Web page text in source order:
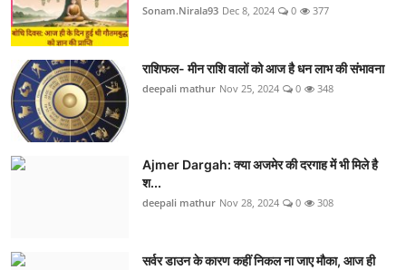
Sonam.Nirala93 Dec 8, 2024 0 377
राशिफल- मीन राशि वालों को आज है धन लाभ की संभावना
deepali mathur Nov 25, 2024 0 348
Ajmer Dargah: क्या अजमेर की दरगाह में भी मिले है
श...
deepali mathur Nov 28, 2024 0 308
सर्वर डाउन के कारण कहीं निकल ना जाए मौका, आज ही